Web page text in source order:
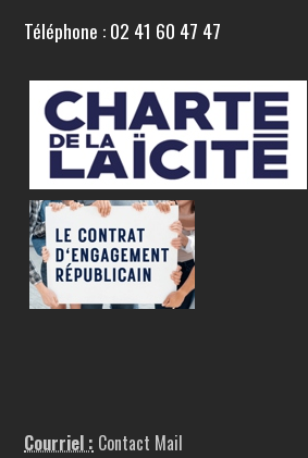
Téléphone : 02 41 60 47 47
Courriel : Contact Mail